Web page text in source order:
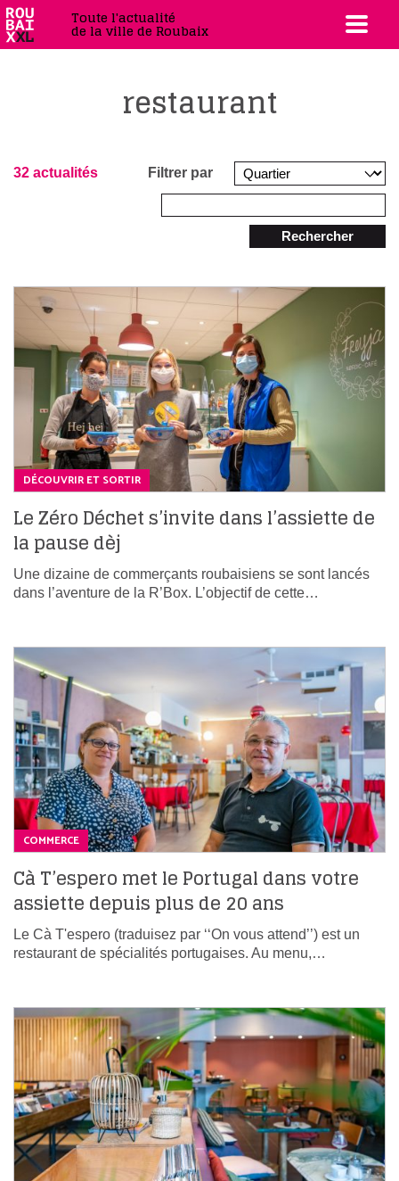
Toute l'actualité
de la ville de Roubaix
restaurant
32 actualités Filtrer par
Rechercher
DÉCOUVRIR ET SORTIR
Le Zéro Déchet s’invite dans l’assiette de
la pause dèj
Une dizaine de commerçants roubaisiens se sont lancés
dans l’aventure de la R’Box. L’objectif de cette…
COMMERCE
Cà T’espero met le Portugal dans votre
assiette depuis plus de 20 ans
Le Cà T'espero (traduisez par ‘‘On vous attend’’) est un
restaurant de spécialités portugaises. Au menu,…